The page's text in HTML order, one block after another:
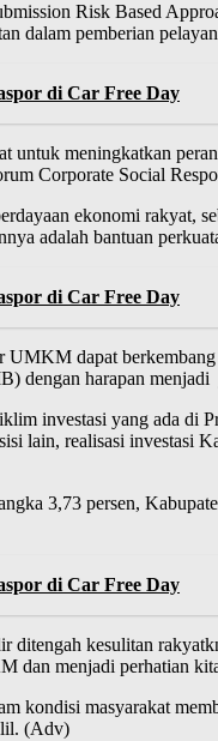
Risk Based
dalam pemberian
di Car Free Day
untuk meningkatkan
Corporate Social
ekonomi rakyat,
adalah bantuan
di Car Free Day
dapat
dengan harapan
investasi yang ada di
lain, realisasi investasi
3,73 persen,
di Car Free Day
kesulitan
dan menjadi perhatian
masyarakat
(Adv)